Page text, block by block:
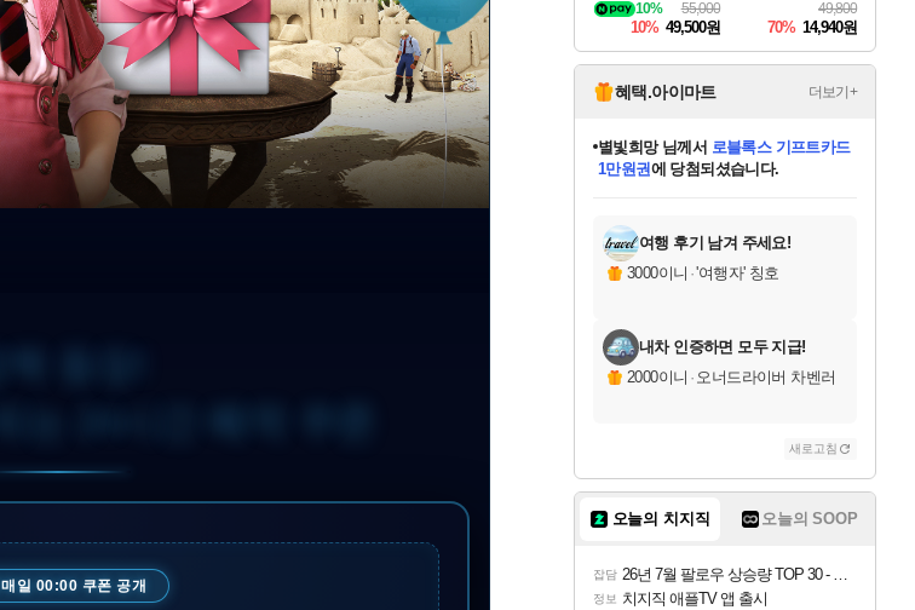
매일 00:00 쿠폰 공개
ning Deluxe Edition
55,000
10%
10% 49,500원
49,800
70% 14,940원
혜택.아이마트 더보기+
교환.
당첨되셨습니다.
당첨되셨습니다.
당첨되셨습니다.
별빛희망님께서 로블록스 기프트카드
1만원권에 당첨되셨습니다.
당첨되셨습니다.
당첨되셨습니다.
당첨되셨습니다.
당첨되셨습니다.
에디션 (스팀코드) 를 교환.
당첨되셨습니다.
여행 후기 남겨 주세요!
3000이니 ·'여행자' 칭호
내차 인증하면 모두 지급!
2000이니 · 오너드라이버 차벤러
새로고침
오늘의 치지직 오늘의 SOOP
잡담 26년 7월 팔로우 상승량 TOP 30 - 월간 치지직
정보 치지직 애플TV 앱 출시